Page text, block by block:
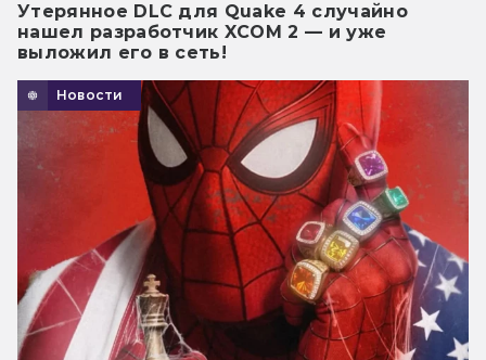
Утерянное DLC для Quake 4 случайно
нашел разработчик XCOM 2 — и уже
выложил его в сеть!
Новости